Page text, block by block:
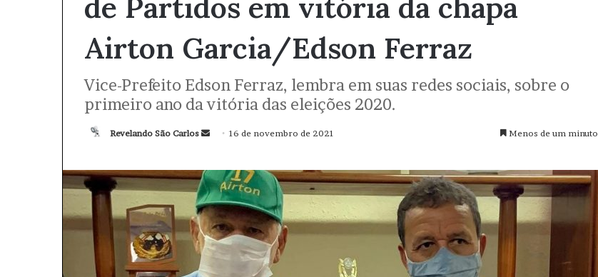
Airton Garcia/Edson Ferraz
Vice-Prefeito Edson Ferraz, lembra em suas redes sociais, sobre o
primeiro ano da vitória das eleições 2020.
Revelando São Carlos
d
e
u
m
e
-
16 de novembro de 2021 Menos de um minuto